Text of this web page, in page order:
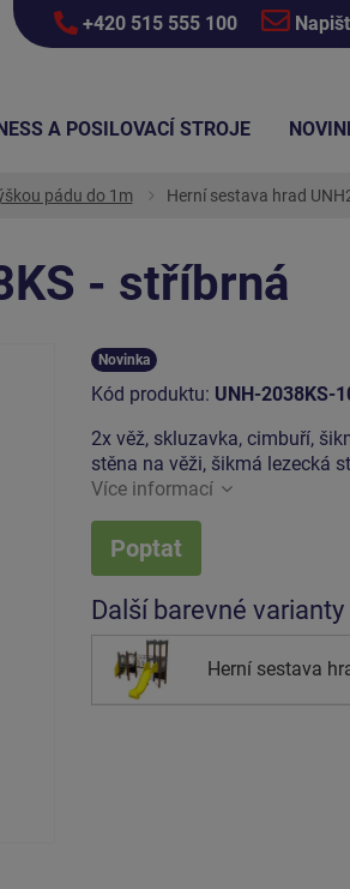
+420 515 555 100
pádu do 1m Herní sestava hrad
- stříbrná
Novinka
Kód produktu: UNH-2038KS-
2x věž, skluzavka, cimbuří,
stěna na věži, šikmá lezecká
Více informací
Poptat
Další barevné varianty
Herní sestava
A POSILOVACÍ STROJE